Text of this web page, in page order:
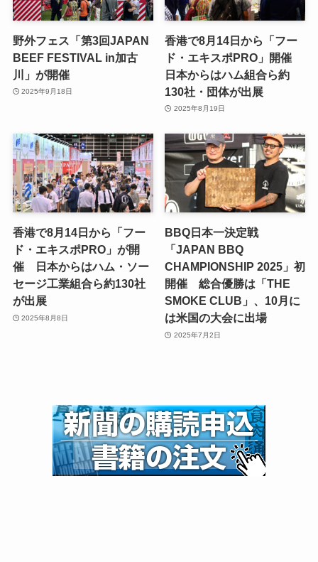
野外フェス「第3回JAPAN
BEEF FESTIVAL in加古
川」が開催
2025年9月18日
香港で8月14日から「フー
ド・エキスポPRO」開催
日本からはハム組合ら約
130社・団体が出展
2025年8月19日
香港で8月14日から「フー
ド・エキスポPRO」が開
催 日本からはハム・ソー
セージ工業組合ら約130社
が出展
2025年8月8日
BBQ日本一決定戦
「JAPAN BBQ
CHAMPIONSHIP 2025」初
開催 総合優勝は「THE
SMOKE CLUB」、10月に
は米国の大会に出場
2025年7月2日